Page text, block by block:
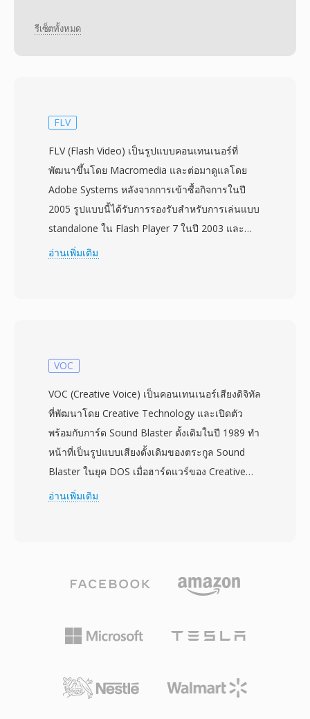
รีเซ็ตทั้งหมด
FLV
FLV (Flash Video) เป็นรูปแบบคอนเทนเนอร์ที่
พัฒนาขึ้นโดย Macromedia และต่อมาดูแลโดย
Adobe Systems หลังจากการเข้าซื้อกิจการในปี
2005 รูปแบบนี้ได้รับการรองรับสำหรับการเล่นแบบ
standalone ใน Flash Player 7 ในปี 2003 และ
กลายเป็นรูปแบบวิดีโอที่ครองตลาดบนเว็บอย่าง
กับการสตรีม จุดแข็งหลักของ FLV คือความสามารถ
ปฏิบัติการและเบราว์เซอร์ต่างๆ ผ่านปลั๊กอิน Flash
Player ที่มีอยู่ทุกที่ แก้ปัญหาความกระจัดกระจายที่
FLV เริ่มต้นด้วย header ที่กระทัดรัดตามด้วยแพ็ก
เก็ตข้อมูลแบบแท็ก โครงสร้างที่ช่วยให้ค้นหา
ตำแหน่งได้รวดเร็วและดาวน์โหลดแบบ
เหตุการณ์แบบกำหนดเวลาได้ FLV เปลี่ยนวิดีโอ
ออนไลน์จากประสบการณ์เฉพาะกลุ่มที่ไม่น่าเชื่อถือ
การศึกษา และการสื่อสารบนอินเทอร์เน็ตอย่างถอน
สัญญาณสมัยใหม่จะมาแทนที่การส่งผ่าน Flash แต่
ไฟล์ FLV ยังคงอยู่ในคลังเก็บถาวรและระบบเก่า
อ่านเพิ่มเติม
VOC
VOC (Creative Voice) เป็นคอนเทนเนอร์เสียงดิจิทัล
ที่พัฒนาโดย Creative Technology และเปิดตัว
พร้อมกับการ์ด Sound Blaster ดั้งเดิมในปี 1989 ทำ
หน้าที่เป็นรูปแบบเสียงดั้งเดิมของตระกูล Sound
Blaster ในยุค DOS เมื่อฮาร์ดแวร์ของ Creative
ครองตลาดเสียง PC ไฟล์ VOC ใช้โครงสร้างแบบ
รหัส A-law และ mu-law โครงสร้างบล็อกนี้ยัง
พัฒนาเกมควบคุมการเล่นเสียงได้อย่างละเอียด ข้อดี
ที่สำคัญคือการถอดรหัสในระดับฮาร์ดแวร์ — การ์ด
ผ่านการถ่ายโอน DMA ปลดปล่อย CPU สำหรับงาน
อ่านเพิ่มเติม